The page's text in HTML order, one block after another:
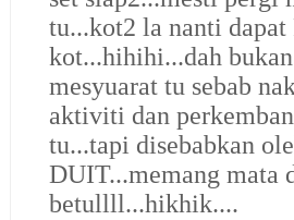
tu...kot2 la nanti
kot...hihihi...dah
mesyuarat tu sebab
aktiviti dan
tu...tapi disebabkan
DUIT...memang mata
betullll...hikhik....